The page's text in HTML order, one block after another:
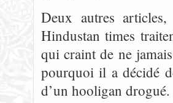
Deux autres
Hindustan times
qui craint de ne
pourquoi il a décidé
d’un hooligan drogué.